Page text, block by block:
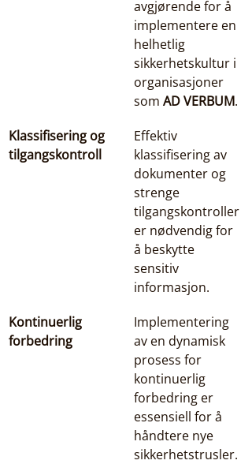
avgjørende for å
implementere en
helhetlig
sikkerhetskultur i
organisasjoner
som AD VERBUM.
Klassifisering og
tilgangskontroll
Effektiv
klassifisering av
dokumenter og
strenge
tilgangskontroller
er nødvendig for
å beskytte
sensitiv
informasjon.
Kontinuerlig
forbedring
Implementering
av en dynamisk
prosess for
kontinuerlig
forbedring er
essensiell for å
håndtere nye
sikkerhetstrusler.